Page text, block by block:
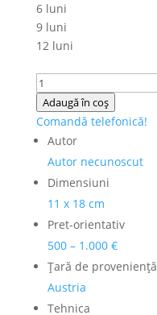
6 luni
9 luni
12 luni
Cantitate
N.A.
-
Tablou
”Bătână
scoala
austriaca
Adaugă în coș
Comandă telefonică!
Autor
Autor necunoscut
Dimensiuni
11 x 18 cm
Pret-orientativ
500 – 1.000 €
Ţară de provenienţă
Austria
Tehnica